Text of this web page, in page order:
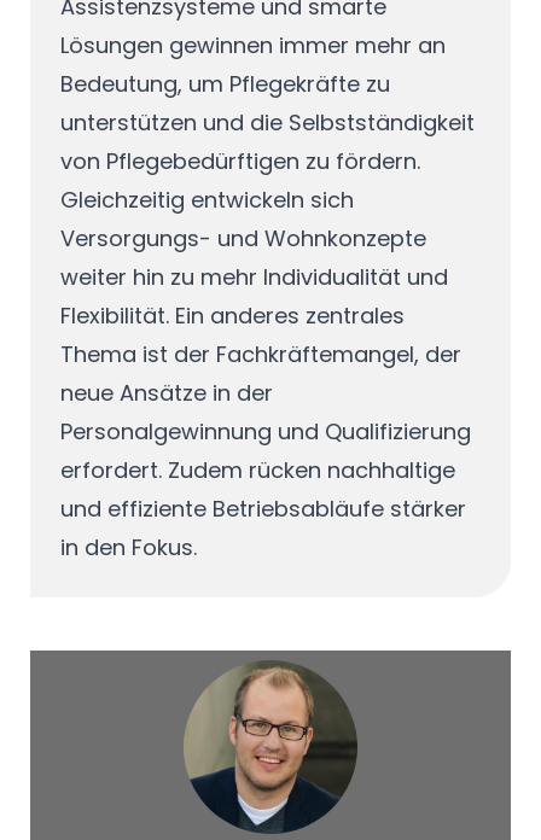
Assistenzsysteme und smarte
Lösungen gewinnen immer mehr an
Bedeutung, um Pflegekräfte zu
unterstützen und die Selbstständigkeit
von Pflegebedürftigen zu fördern.
Gleichzeitig entwickeln sich
Versorgungs- und Wohnkonzepte
weiter hin zu mehr Individualität und
Flexibilität. Ein anderes zentrales
Thema ist der Fachkräftemangel, der
neue Ansätze in der
Personalgewinnung und Qualifizierung
erfordert. Zudem rücken nachhaltige
und effiziente Betriebsabläufe stärker
in den Fokus.